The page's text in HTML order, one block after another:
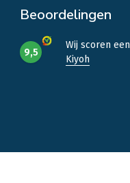
Beoordelingen
9,5
Wij scoren een
Kiyoh